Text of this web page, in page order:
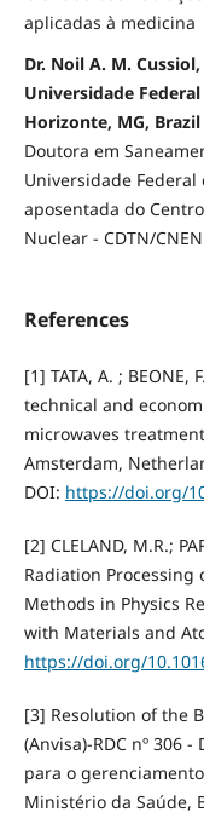
aplicadas à medicina
Dr. Noil A. M.
Universidade
Horizonte, MG, Brazil
Doutora em
Universidade
aposentada do
Nuclear - CDTN/CNEN
References
[1] TATA, A. ;
technical and
microwaves
Amsterdam,
DOI: https://doi.org/
[2] CLELAND, M.R.;
Radiation
Methods in Physics
with Materials and
https://doi.org/
[3] Resolution of the
(Anvisa)-RDC nº 306
para o
Ministério da Saúde,